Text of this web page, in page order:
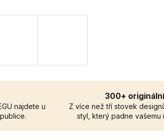
najdete u
300+
Z více než tří stovek
styl, který padne vašemu